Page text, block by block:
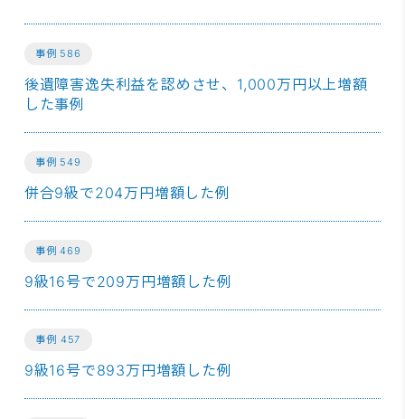
事例 586
後遺障害逸失利益を認めさせ、1,000万円以上増額
した事例
事例 549
併合9級で204万円増額した例
事例 469
9級16号で209万円増額した例
事例 457
9級16号で893万円増額した例